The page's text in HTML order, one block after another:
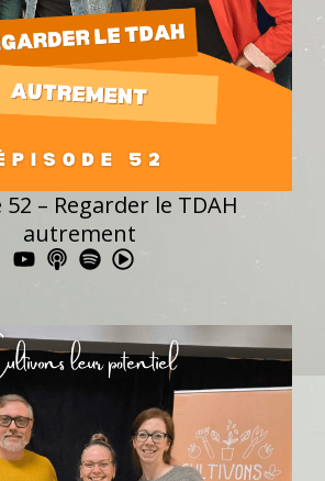
52 – Regarder le TDAH
autrement